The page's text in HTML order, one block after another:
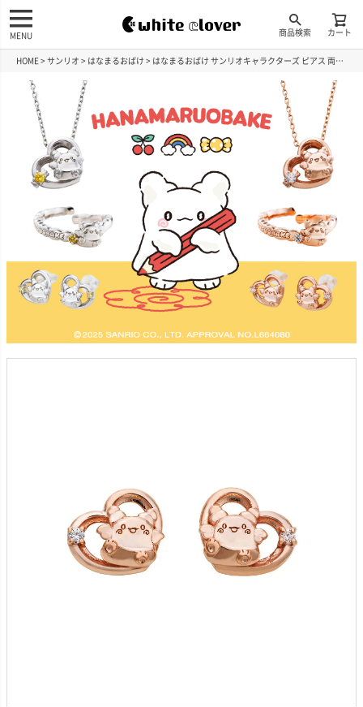
商品検索 カート
MENU
HOME サンリオ はなまるおばけ はなまるおばけ サンリオキャラクターズ ピアス 両耳用 シルバー SAHO-P001PG